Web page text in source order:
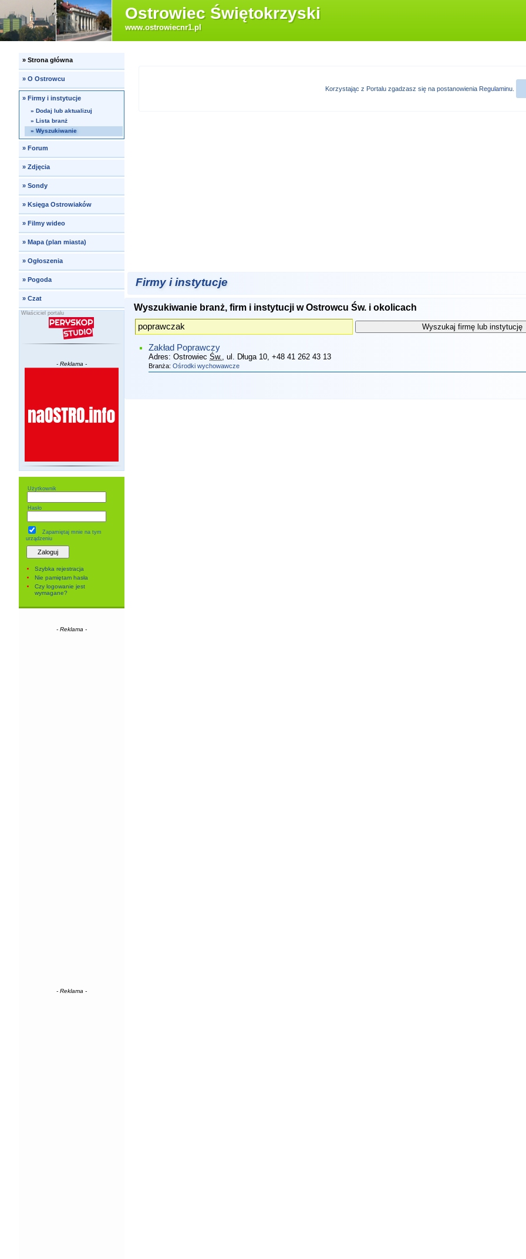
Ostrowiec Świętokrzyski
www.ostrowiecnr1.pl
» Strona główna
» O Ostrowcu
»Firmy i instytucje
» Dodaj lub aktualizuj
» Lista branż
» Wyszukiwanie
» Forum
» Zdjęcia
» Sondy
» Księga Ostrowiaków
» Filmy wideo
» Mapa (plan miasta)
» Ogłoszenia
» Pogoda
» Czat
Właściciel portalu
- Reklama -
Użytkownik
Hasło
Zapamiętaj mniena tym
urządzeniu
Szybka rejestracja
Nie pamiętam hasła
Czy logowanie jest
wymagane?
- Reklama -
- Reklama -
Korzystając z Portalu zgadzasz się na postanowienia Regulaminu
Firmy i instytucje
Wyszukiwanie branż, firm i instytucji w Ostrowcu Św. i okolicach
Zakład Poprawczy
Adres: Ostrowiec Św., ul. Długa 10, +48 41 262 43 13
Branża: Ośrodki wychowawcze